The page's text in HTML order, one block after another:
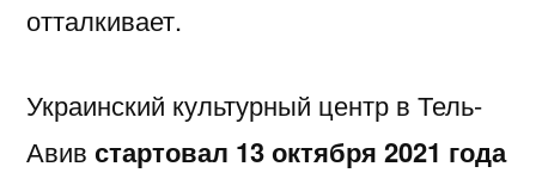
отталкивает.
Украинский культурный центр в Тель-
Авив стартовал 13 октября 2021 года